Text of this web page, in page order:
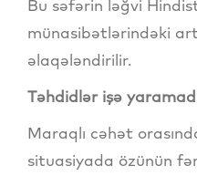
Bu səfərin ləğvi
münasibətlərindəki
əlaqələndirilir.
Təhdidlər işə
Maraqlı cəhət
situasiyada özünün